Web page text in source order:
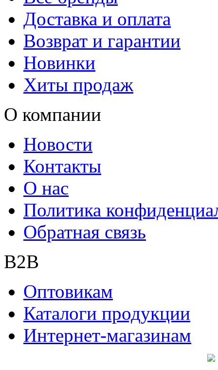
Доставка и оплата
Возврат и гарантии
Новинки
Хиты продаж
О компании
Новости
Контакты
О нас
Политика
Обратная связь
B2B
Оптовикам
Каталоги продукции
Интернет-магазинам